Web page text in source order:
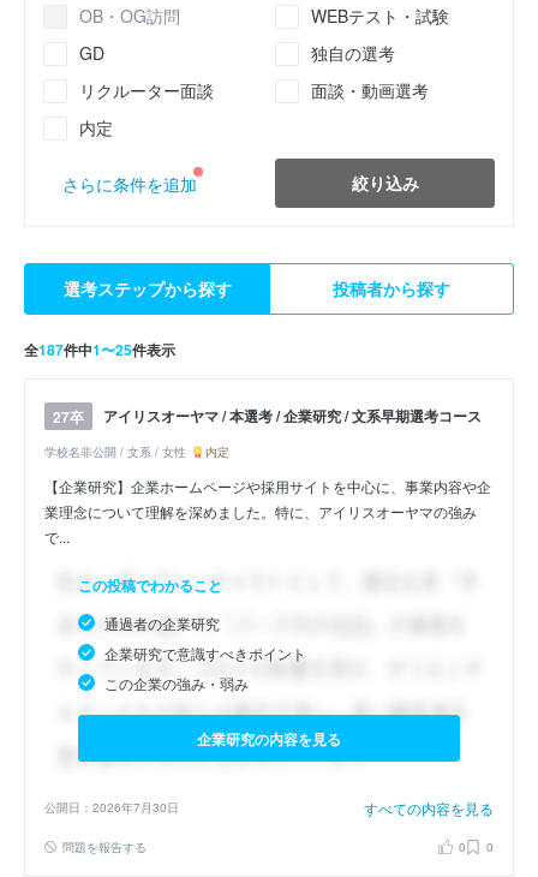
OB・OG訪問
WEBテスト・試験
GD
独自の選考
リクルーター面談
面談・動画選考
内定
さらに条件を追加 絞り込み
選考ステップから探す 投稿者から探す
全187件中1〜25件表示
27卒 アイリスオーヤマ / 本選考 / 企業研究 / 文系早期選考コース
学校名非公開 / 文系 / 女性 内定
【企業研究】企業ホームページや採用サイトを中心に、事業内容や企
業理念について理解を深めました。特に、アイリスオーヤマの強み
で...
この投稿でわかること
通過者の企業研究
企業研究で意識すべきポイント
この企業の強み・弱み
企業研究の内容を見る
公開日：2026年7月30日 すべての内容を見る
問題を報告する 0 0